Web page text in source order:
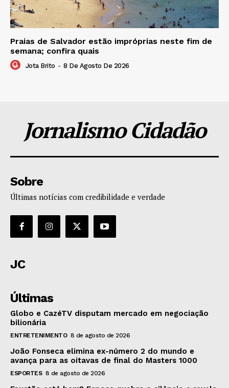
Praias de Salvador estão impróprias neste fim de
semana; confira quais
Jota Brito - 8 De Agosto De 2026
Jornalismo Cidadão
Sobre
Últimas notícias com credibilidade e verdade
JC
Últimas
Globo e CazéTV disputam mercado em negociação
bilionária
ENTRETENIMENTO 8 de agosto de 2026
João Fonseca elimina ex-número 2 do mundo e
avança para as oitavas de final do Masters 1000
ESPORTES 8 de agosto de 2026